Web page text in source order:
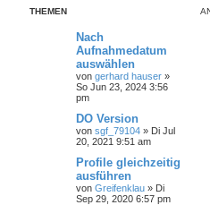
THEMEN
Nach
Aufnahmedatum
auswählen
von gerhard hauser »
So Jun 23, 2024 3:56
pm
DO Version
von sgf_79104 » Di Jul
20, 2021 9:51 am
Profile gleichzeitig
ausführen
von Greifenklau » Di
Sep 29, 2020 6:57 pm